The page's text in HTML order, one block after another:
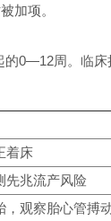
加项。
0—12周。临床
着床
先兆流产风险
，观察胎心管搏